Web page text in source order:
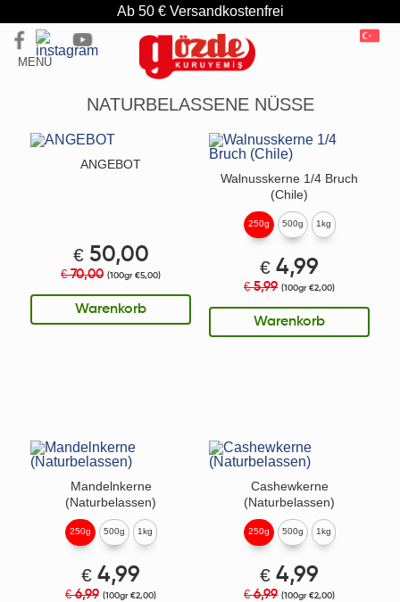
Ab 50 € Versandkostenfrei
MENÜ
NATURBELASSENE NÜSSE
ANGEBOT
€ 50,00
€70,00 (100gr €5,00)
Warenkorb
Walnusskerne 1/4 Bruch
(Chile)
250g
€ 4,99
€5,99 (100gr €2,00)
Warenkorb
500g 1kg
Mandelnkerne
(Naturbelassen)
250g
€ 4,99
€6,99 (100gr €2,00)
500g 1kg
Cashewkerne
(Naturbelassen)
250g
€ 4,99
€6,99 (100gr €2,00)
500g 1kg